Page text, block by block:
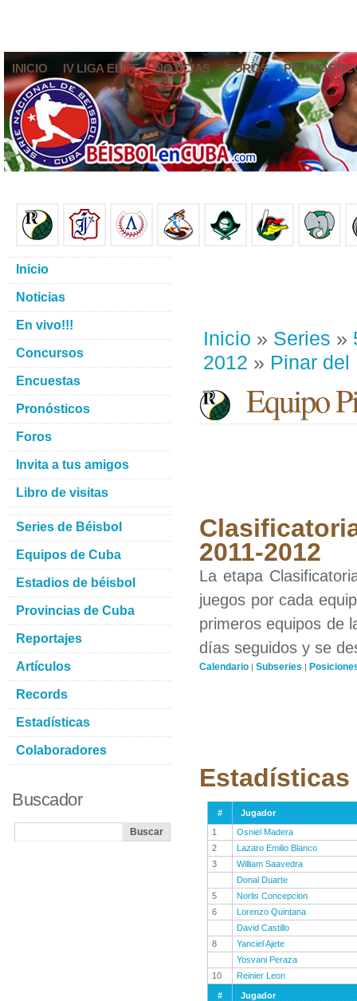
INICIO IV LIGA ELITE NOTICIAS FOROS
Inicio » Series »
2012 » Pinar del
Equipo
2011-2012
La etapa
juegos por cada
primeros equipos de
días seguidos y se
Calendario | Subseries |
Estadísticas
#
Jugador
1
Osniel Madera
2
Lazaro Emilio Blanco
3
William Saavedra
Donal Duarte
5
Norlis Concepcion
6
Lorenzo Quintana
David Castillo
8
Yanciel Ajete
Yosvani Peraza
10
Reinier Leon
#
Jugador
Inicio
Noticias
En vivo!!!
Concursos
Encuestas
Pronósticos
Foros
Invita a tus amigos
Libro de visitas
Series de Béisbol
Equipos de Cuba
Estadios de béisbol
Provincias de Cuba
Reportajes
Artículos
Records
Estadísticas
Colaboradores
Buscador